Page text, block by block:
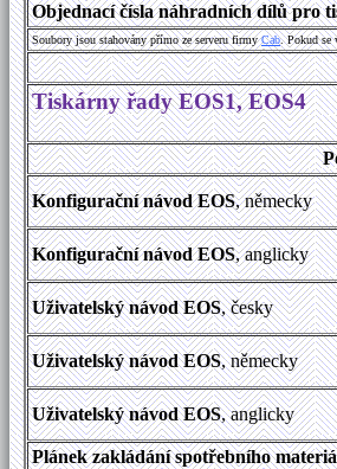
Objednací čísla náhradních dílů pro
Soubory jsou stahovány přímo ze serveru firmyCab. Pokud se
Tiskárny řady EOS1, EOS4
Konfigurační návod EOS, německy
Konfigurační návod EOS, anglicky
Uživatelský návod EOS, česky
Uživatelský návod EOS, německy
Uživatelský návod EOS, anglicky
Plánek zakládání spotřebního